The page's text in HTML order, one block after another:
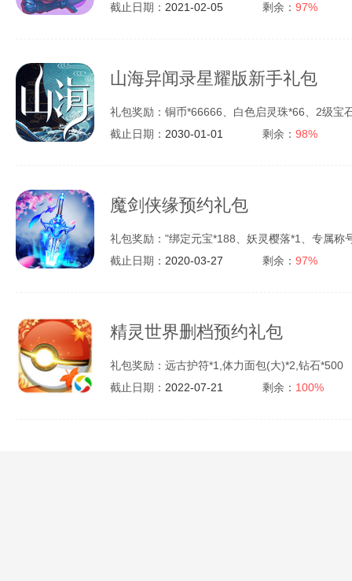
截止日期： 2021-02-05 剩余： 97%
山海异闻录星耀版新手礼包
礼包奖励：铜币*66666、白色启灵珠*66、2级宝
截止日期： 2030-01-01 剩余： 98%
魔剑侠缘预约礼包
礼包奖励："绑定元宝*188、妖灵樱落*1、专属称
截止日期： 2020-03-27 剩余： 97%
精灵世界删档预约礼包
礼包奖励：远古护符*1,体力面包(大)*2,钻石*500
截止日期： 2022-07-21 剩余： 100%